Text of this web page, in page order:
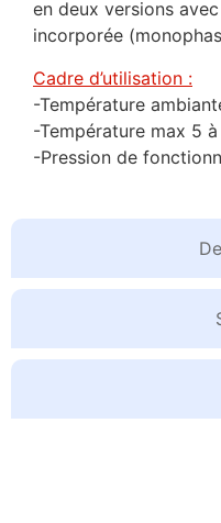
en deux versions
incorporée
Cadre d’utilisation :
-Température
-Température max 5 à
-Pression de